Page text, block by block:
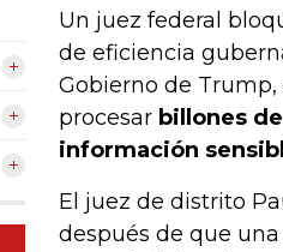
Un juez federal
de eficiencia
Gobierno de
procesar billones
información
El juez de distrito
después de que